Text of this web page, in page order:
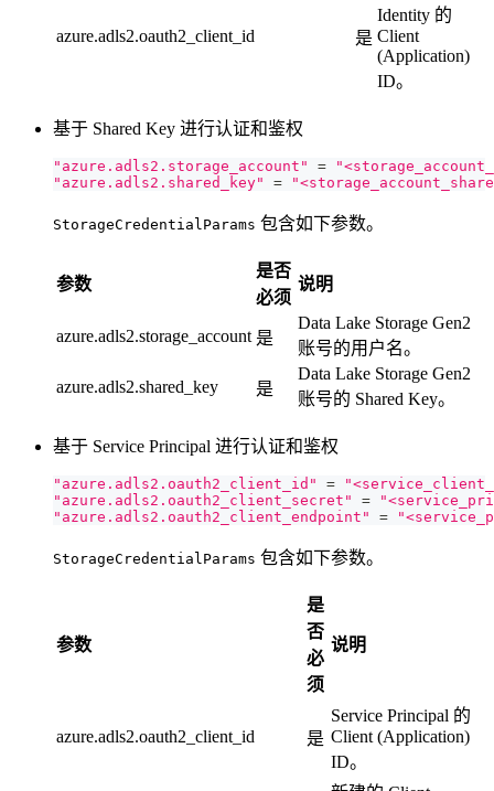
azure.adls2.oauth2_client_id 是
Identity 的
Client
(Application)
ID。
基于 Shared Key 进行认证和鉴权
"azure.adls2.storage_account" =
"azure.adls2.shared_key"
=
StorageCredentialParams 包含如下参数。
参数
是否
必须
说明
azure.adls2.storage_account 是
Data Lake Storage Gen2
账号的用户名。
azure.adls2.shared_key 是
Data Lake Storage Gen2
账号的 Shared Key。
基于 Service Principal 进行认证和鉴权
"azure.adls2.oauth2_client_id" =
"azure.adls2.oauth2_client_secret"
=
"azure.adls2.oauth2_client_endpoint"
=
StorageCredentialParams 包含如下参数。
参数
是
否
必
须
说明
azure.adls2.oauth2_client_id 是
Service Principal 的
Client (Application)
ID。